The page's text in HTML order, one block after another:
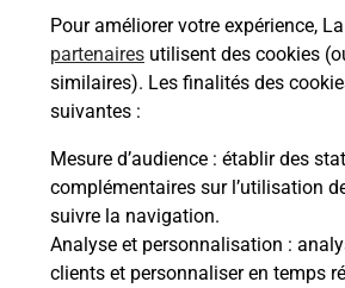
Pour améliorer votre expérience,
partenaires utilisent des cookies
similaires). Les finalités des
suivantes :
Mesure d’audience : établir des
complémentaires sur l’utilisation
suivre la navigation.
Analyse et personnalisation :
clients et personnaliser en temps
La téléassistance
médaillon d’alarme qu’est
c’est ?
Comment fonctionne la
téléassistance classique ?